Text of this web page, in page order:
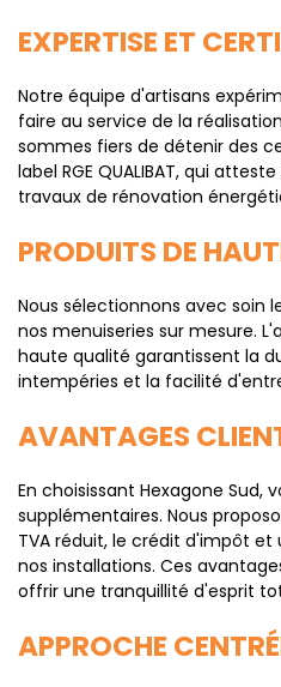
EXPERTISE ET
Notre équipe d'artisans
faire au service de la
sommes fiers de détenir des
label RGE QUALIBAT, qui
travaux de rénovation
PRODUITS DE
Nous sélectionnons avec soin
nos menuiseries sur mesure.
haute qualité garantissent la
intempéries et la facilité
AVANTAGES
En choisissant Hexagone Sud,
supplémentaires. Nous
TVA réduit, le crédit d'impôt
nos installations. Ces
offrir une tranquillité d'esprit
APPROCHE